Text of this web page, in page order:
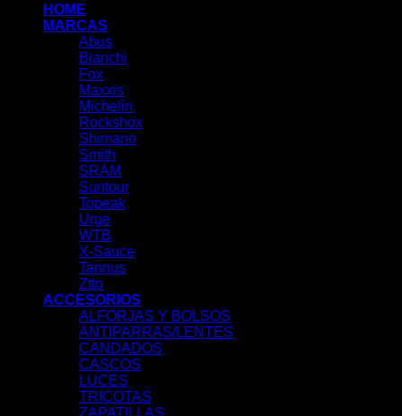
HOME
MARCAS
Abus
Bianchi
Fox
Maxxis
Michelin
Rockshox
Shimano
Smith
SRAM
Suntour
Topeak
Urge
WTB
X-Sauce
Tannus
Ztto
ACCESORIOS
ALFORJAS Y BOLSOS
ANTIPARRAS/LENTES
CANDADOS
CASCOS
LUCES
TRICOTAS
ZAPATILLAS